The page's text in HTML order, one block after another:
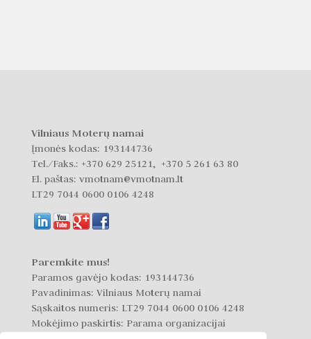
Vilniaus Moterų namai
Įmonės kodas: 193144736
Tel./Faks.: +370 629 25121, +370 5 261 63 80
El. paštas: vmotnam@vmotnam.lt
LT29 7044 0600 0106 4248
Paremkite mus!
Paramos gavėjo kodas: 193144736
Pavadinimas: Vilniaus Moterų namai
Sąskaitos numeris: LT29 7044 0600 0106 4248
Mokėjimo paskirtis: Parama organizacijai